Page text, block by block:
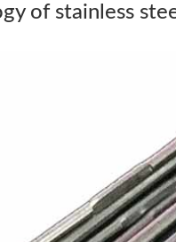
of stainless